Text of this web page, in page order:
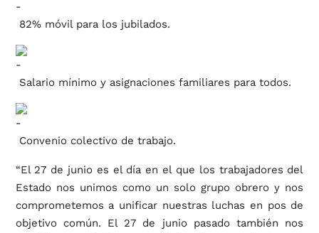
82% móvil para los jubilados.
Salario mínimo y asignaciones familiares para todos.
Convenio colectivo de trabajo.
“El 27 de junio es el día en el que los trabajadores del
Estado nos unimos como un solo grupo obrero y nos
comprometemos a unificar nuestras luchas en pos de
objetivo común. El 27 de junio pasado también nos